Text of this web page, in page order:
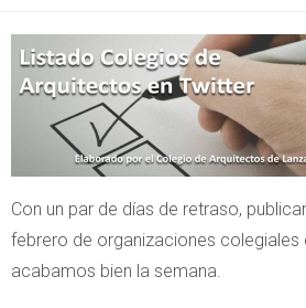
Con un par de días de retraso,
febrero de organizaciones colegiales
acabamos bien la semana.